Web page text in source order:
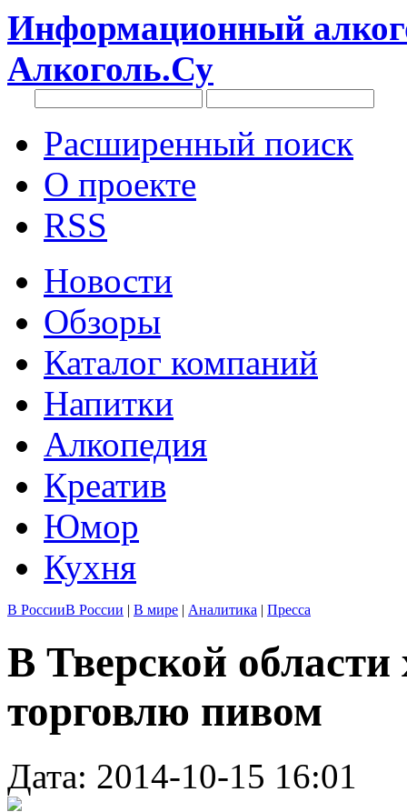
Информационный
Алкоголь.Су
Расширенный поиск
О проекте
RSS
Новости
Обзоры
Каталог компаний
Напитки
Алкопедия
Креатив
Юмор
Кухня
В РоссииВ России | В мире | Аналитика | Пресса
В Тверской области
торговлю пивом
Дата: 2014-10-15 16:01